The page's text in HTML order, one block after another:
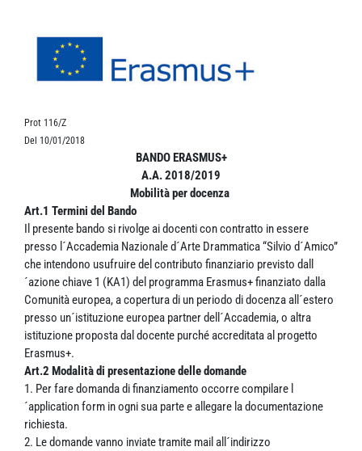
Prot 116/Z
Del 10/01/2018
BANDO ERASMUS+
A.A. 2018/2019
Mobilità per docenza
Art.1 Termini del Bando
Il presente bando si rivolge ai docenti con contratto in essere
presso l´Accademia Nazionale d´Arte Drammatica “Silvio d´Amico”
che intendono usufruire del contributo finanziario previsto dall
´azione chiave 1 (KA1) del programma Erasmus+ finanziato dalla
Comunità europea, a copertura di un periodo di docenza all´estero
presso un´istituzione europea partner dell´Accademia, o altra
istituzione proposta dal docente purché accreditata al progetto
Erasmus+.
Art.2 Modalità di presentazione delle domande
1. Per fare domanda di finanziamento occorre compilare l
´application form in ogni sua parte e allegare la documentazione
richiesta.
2. Le domande vanno inviate tramite mail all´indirizzo